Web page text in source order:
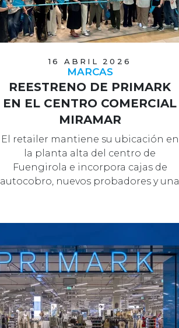
16 ABRIL 2026
MARCAS
REESTRENO DE PRIMARK
EN EL CENTRO COMERCIAL
MIRAMAR
El retailer mantiene su ubicación en
la planta alta del centro de
Fuengirola e incorpora cajas de
autocobro, nuevos probadores y una